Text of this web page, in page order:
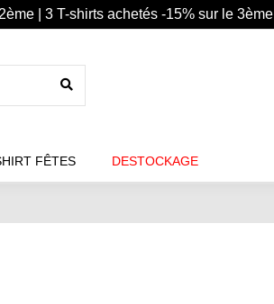
| 3 T-shirts achetés -15% sur le 3ème
FÊTES DESTOCKAGE